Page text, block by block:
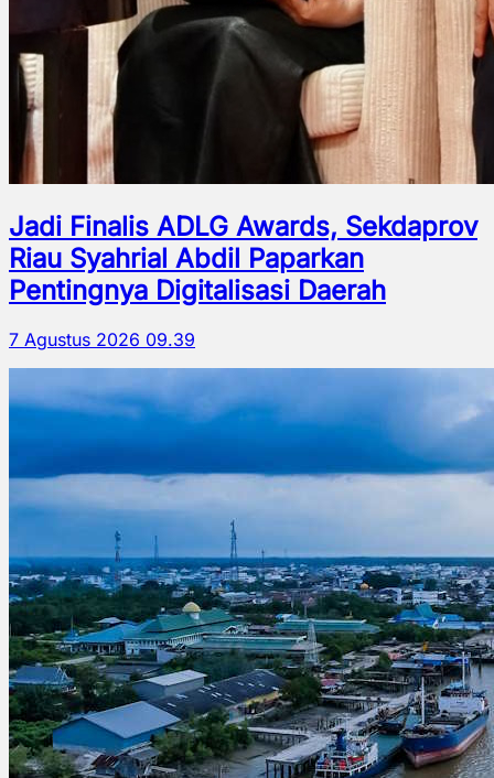
Jadi Finalis ADLG Awards, Sekdaprov
Riau Syahrial Abdil Paparkan
Pentingnya Digitalisasi Daerah
7 Agustus 2026 09.39